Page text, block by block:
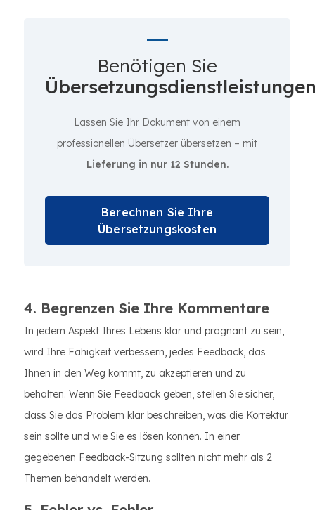
Benötigen Sie
Lassen Sie Ihr Dokument von einem
professionellen Übersetzer übersetzen – mit
Lieferung in nur 12 Stunden.
Berechnen Sie Ihre
Übersetzungskosten
4. Begrenzen Sie Ihre Kommentare
In jedem Aspekt Ihres Lebens klar und prägnant zu sein,
wird Ihre Fähigkeit verbessern, jedes Feedback, das
Ihnen in den Weg kommt, zu akzeptieren und zu
behalten. Wenn Sie Feedback geben, stellen Sie sicher,
dass Sie das Problem klar beschreiben, was die Korrektur
sein sollte und wie Sie es lösen können. In einer
gegebenen Feedback-Sitzung sollten nicht mehr als 2
Themen behandelt werden.